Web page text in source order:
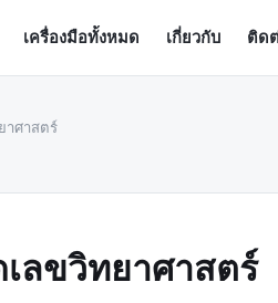
เครื่องมือทั้งหมด เกี่ยวกับ ติด
าศาสตร์
เลขวิทยาศาสตร์